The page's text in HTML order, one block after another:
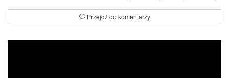
Przejdź do komentarzy